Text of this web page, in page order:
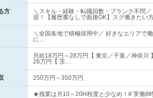
方
＼スキル・経験・転職回数・ブランク不問
迎！【履歴書なしで面接OK】スグ働きたい
＼全国各地で積極採用中／ 好きなエリアで
に…
月給18万円～28万円【 東京／千葉／神奈川
26万円【 茨…
250万円～350万円
★残業は月10～20H程度と少なめ！# 実働8